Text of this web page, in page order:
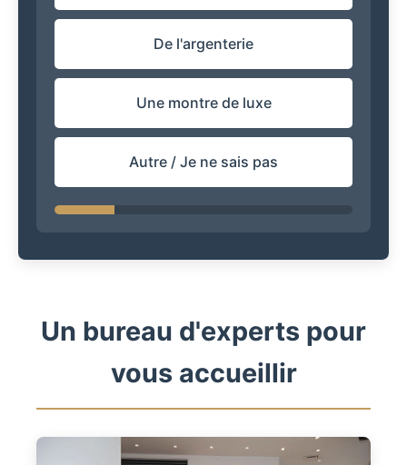
De l'argenterie
Une montre de luxe
Autre / Je ne sais pas
Un bureau d'experts pour
vous accueillir